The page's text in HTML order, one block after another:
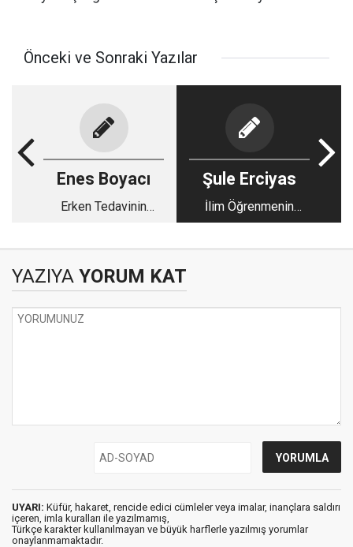
Önceki ve Sonraki Yazılar
Enes Boyacı
Erken Tedavinin
Şule Erciyas
İlim Öğrenmenin
Önemi
YAZIYA YORUM KAT
UYARI: Küfür, hakaret, rencide edici cümleler veya imalar, inançlara saldırı
içeren, imla kuralları ile yazılmamış,
Türkçe karakter kullanılmayan ve büyük harflerle yazılmış yorumlar
onaylanmamaktadır.